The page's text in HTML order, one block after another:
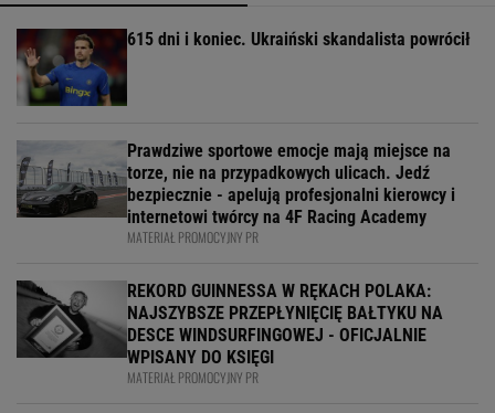
615 dni i koniec. Ukraiński skandalista powrócił
Prawdziwe sportowe emocje mają miejsce na
torze, nie na przypadkowych ulicach. Jedź
bezpiecznie - apelują profesjonalni kierowcy i
internetowi twórcy na 4F Racing Academy
MATERIAŁ PROMOCYJNY PR
REKORD GUINNESSA W RĘKACH POLAKA:
NAJSZYBSZE PRZEPŁYNIĘCIĘ BAŁTYKU NA
DESCE WINDSURFINGOWEJ - OFICJALNIE
WPISANY DO KSIĘGI
MATERIAŁ PROMOCYJNY PR